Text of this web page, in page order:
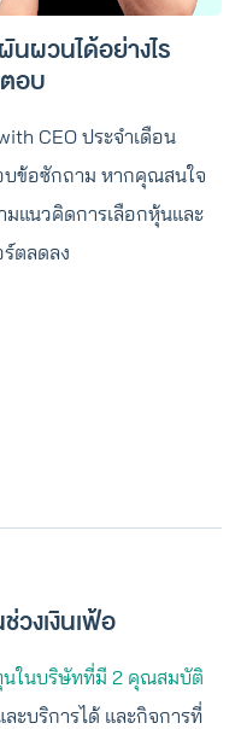
ผวนได้อย่างไร
อบ
CEO ประจำเดือน
ข้อซักถาม หากคุณสนใจ
แนวคิดการเลือกหุ้นและ
ตลดลง
วงเงินเฟ้อ
นในบริษัทที่มี 2 คุณสมบัติ
ะบริการได้ และกิจการที่